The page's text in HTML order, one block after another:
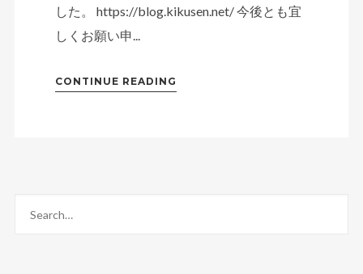
した。 https://blog.kikusen.net/ 今後とも宜
しくお願い申...
CONTINUE READING